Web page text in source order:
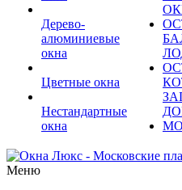
Дерево-
алюминиевые
окна
Цветные окна
Нестандартные
окна
Меню